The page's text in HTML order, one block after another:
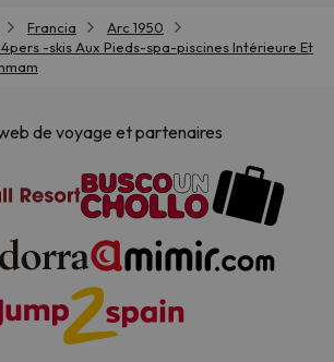
Francia
Arc 1950
-skis Aux Pieds-spa-piscines Intérieure Et
de voyage et partenaires